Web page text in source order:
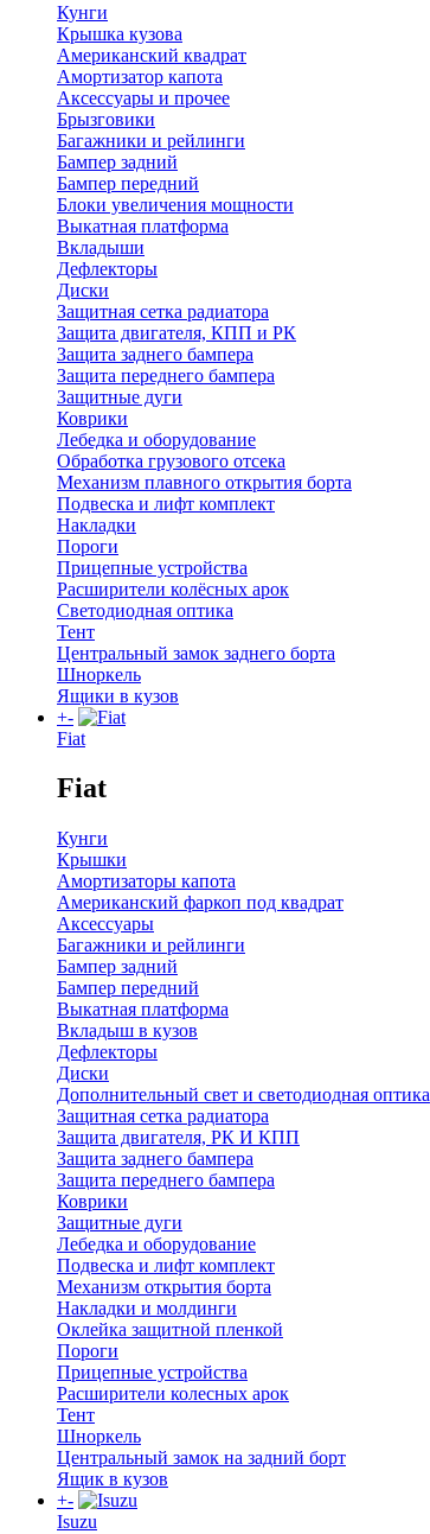
Кунги
Крышка кузова
Американский квадрат
Амортизатор капота
Аксессуары и прочее
Брызговики
Багажники и рейлинги
Бампер задний
Бампер передний
Блоки увеличения мощности
Выкатная платформа
Вкладыши
Дефлекторы
Диски
Защитная сетка радиатора
Защита двигателя, КПП и РК
Защита заднего бампера
Защита переднего бампера
Защитные дуги
Коврики
Лебедка и оборудование
Обработка грузового отсека
Механизм плавного открытия борта
Подвеска и лифт комплект
Накладки
Пороги
Прицепные устройства
Расширители колёсных арок
Светодиодная оптика
Тент
Центральный замок заднего борта
Шноркель
Ящики в кузов
+-
Fiat
Fiat
Кунги
Крышки
Амортизаторы капота
Американский фаркоп под квадрат
Аксессуары
Багажники и рейлинги
Бампер задний
Бампер передний
Выкатная платформа
Вкладыш в кузов
Дефлекторы
Диски
Дополнительный свет и светодиодная оптика
Защитная сетка радиатора
Защита двигателя, РК И КПП
Защита заднего бампера
Защита переднего бампера
Коврики
Защитные дуги
Лебедка и оборудование
Подвеска и лифт комплект
Механизм открытия борта
Накладки и молдинги
Оклейка защитной пленкой
Пороги
Прицепные устройства
Расширители колесных арок
Тент
Шноркель
Центральный замок на задний борт
Ящик в кузов
+-
Isuzu